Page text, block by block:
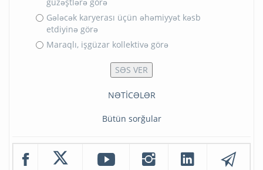
Gələcək karyerası üçün əhəmiyyət kəsb
etdiyinə görə
Maraqlı, işgüzar kollektivə görə
NƏTİCƏLƏR
Bütün sorğular